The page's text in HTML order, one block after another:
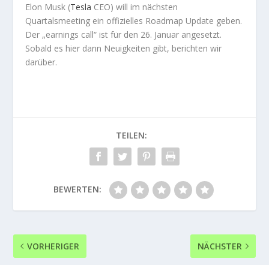
Elon Musk (Tesla CEO) will im nächsten
Quartalsmeeting ein offizielles Roadmap Update geben.
Der „earnings call“ ist für den 26. Januar angesetzt.
Sobald es hier dann Neuigkeiten gibt, berichten wir
darüber.
TEILEN:
BEWERTEN:
VORHERIGER NÄCHSTER